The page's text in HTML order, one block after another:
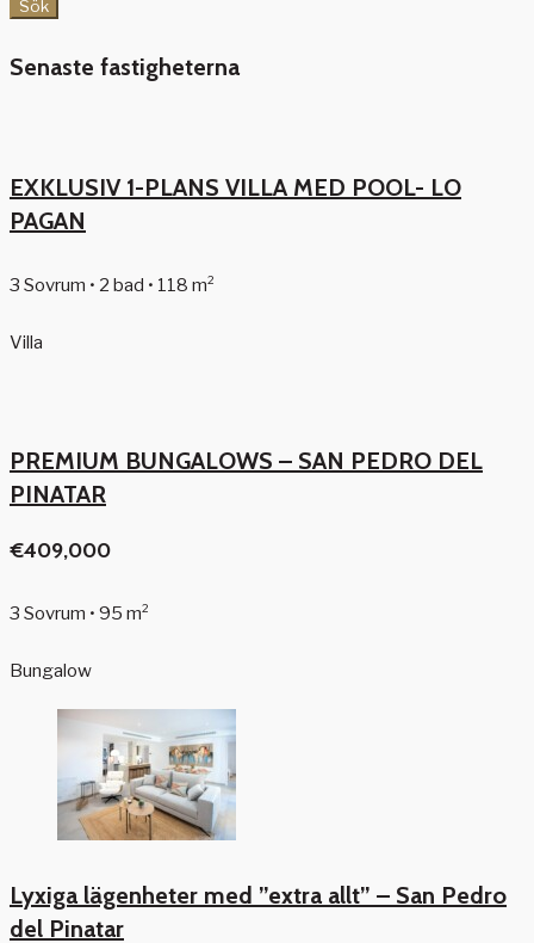
Sök
Senaste fastigheterna
EXKLUSIV 1-PLANS VILLA MED POOL- LO
PAGAN
3 Sovrum • 2 bad • 118 m²
Villa
PREMIUM BUNGALOWS – SAN PEDRO DEL
PINATAR
€409,000
3 Sovrum • 95 m²
Bungalow
Lyxiga lägenheter med ”extra allt” – San Pedro
del Pinatar